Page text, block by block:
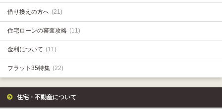
借り換えの方へ (21)
住宅ローンの審査攻略 (11)
金利について (11)
フラット35特集 (22)
住宅・不動産について